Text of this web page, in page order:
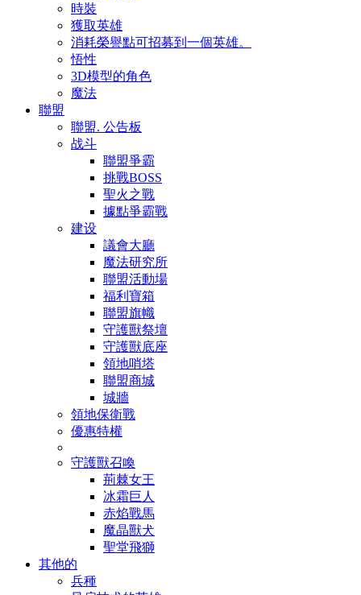
時裝
獲取英雄
消耗榮譽點可招募到一個英雄。
悟性
3D模型的角色
魔法
聯盟
聯盟. 公告板
战斗
聯盟爭霸
挑戰BOSS
聖火之戰
據點爭霸戰
建设
議會大廳
魔法研究所
聯盟活動場
福利寶箱
聯盟旗幟
守護獸祭壇
守護獸底座
領地哨塔
聯盟商城
城牆
領地保衛戰
優惠特權
守護獸召喚
荊棘女王
冰霜巨人
赤焰戰馬
魔晶獸犬
聖堂飛獅
其他的
兵種